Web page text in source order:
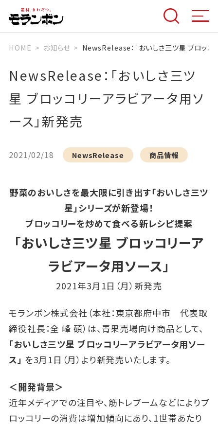
HOME お知らせ NewsRelease：「おいしさ三ツ星 ブロッコ
NewsRelease：「おいしさ三ツ
星 ブロッコリーアラビアータ用ソ
ース」新発売
2021/02/18 NewsRelease 商品情報
野菜のおいしさを最大限に引き出す「おいしさ三ツ
星」シリーズが新登場！
ブロッコリーを炒めて食べる新レシピ提案
「おいしさ三ツ星 ブロッコリーア
ラビアータ用ソース」
2021年3月1日（月）新発売
モランボン株式会社（本社：東京都府中市 代表取
締役社長：全 峰 碩）は、青果売場向け商品として、
「おいしさ三ツ星 ブロッコリーアラビアータ用ソー
ス｣ を3月1日（月）より新発売いたします。
＜開発背景＞
近年メディアでの注目や、筋トレブームなどによりブ
ロッコリーの消費は増加傾向にあり、1世帯あたり